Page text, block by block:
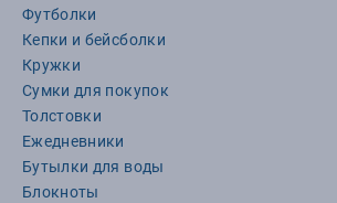
Футболки
Кепки и бейсболки
Кружки
Сумки для покупок
Толстовки
Ежедневники
Бутылки для воды
Блокноты